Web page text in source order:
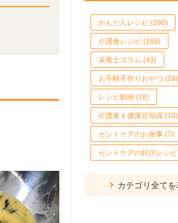
かんたんレシピ (290)
介護食レシピ (168)
栄養士コラム (43)
お手軽手作りおやつ (28)
レシピ動画 (18)
介護食＆健康豆知識 (18)
セントケアのお食事 (7)
セントケアの好評レシ
カテゴリ全てを